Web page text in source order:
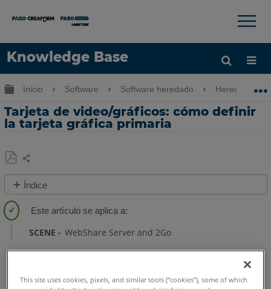
Knowledge Base
Idioma
×
Expandir/contraer jerarquía global
Inicio Software Software heredado Heredado-
Tarjeta de video/gráficos: cómo definir
la tarjeta gráfica primaria
Guardar
como
PDF
Compartir
Índice
general
Windows
10
SCENE WebShare Server and 2Go
This site uses cookies, pixels, and similar tools (“cookies”), some of which